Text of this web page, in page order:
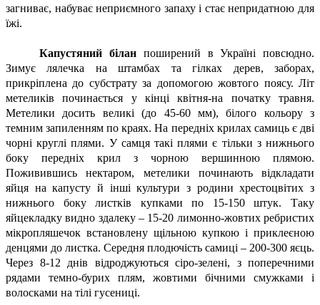
загниває, набуває неприємного запаху і стає непридатною для
їжі.
Капустяний білан поширений в Україні повсюдно.
Зимує лялечка на штамбах та гілках дерев, заборах,
прикріплена до субстрату за допомогою жовтого поясу. Літ
метеликів починається у кінці квітня-на початку травня.
Метелики досить великі (до 45-60 мм), білого кольору з
темним запиленням по краях. На передніх крилах самиць є дві
чорні круглі плями. У самця такі плями є тільки з нижнього
боку передніх крил з чорною вершинною плямою.
Поживившись нектаром, метелики починають відкладати
яйця на капусту й інші культури з родини хрестоцвітих з
нижнього боку листків купками по 15-150 штук. Таку
яйцекладку видно здалеку – 15-20 лимонно-жовтих ребристих
мікропляшечок встановлену щільною купкою і приклеєною
денцями до листка. Середня плодючість самиці – 200-300 яєць.
Через 8-12 днів відроджуються сіро-зелені, з поперечними
рядами темно-бурих плям, жовтими бічними смужками і
волосками на тілі гусениці.